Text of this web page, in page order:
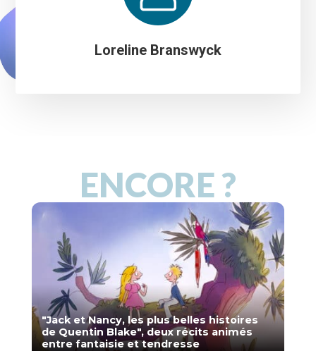
Loreline Branswyck
ENCORE ?
"Jack et Nancy, les plus belles histoires
de Quentin Blake", deux récits animés
entre fantaisie et tendresse